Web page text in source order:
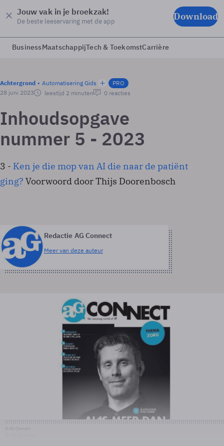
Jouw vak in je broekzak!
De beste leeservaring met de app Download
BusinessMaatschappijTech & ToekomstCarrière
Achtergrond Automatisering Gids
PRO
28 juni 2023
leestijd 2 minuten 0 reacties
Inhoudsopgave
nummer 5 - 2023
3 - Ken je die mop van AI die naar de patiënt
ging? Voorwoord door Thijs Doorenbosch
Redactie AG Connect
Meer van deze auteur